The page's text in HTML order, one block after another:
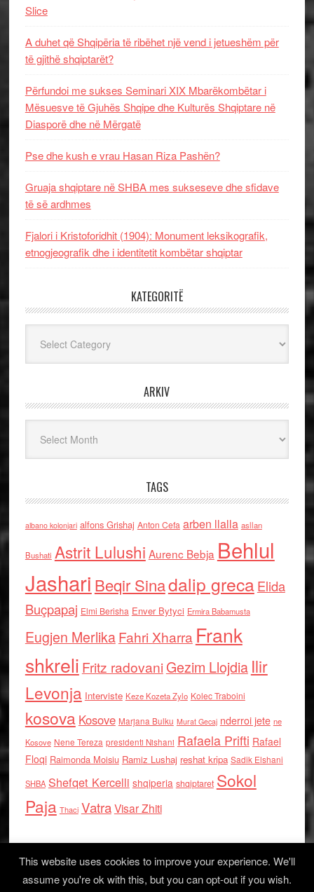
Slice
A duhet që Shqipëria të ribëhet një vend i jetueshëm për
të gjithë shqiptarët?
Përfundoi me sukses Seminari XIX Mbarëkombëtar i
Mësuesve të Gjuhës Shqipe dhe Kulturës Shqiptare në
Diasporë dhe në Mërgatë
Pse dhe kush e vrau Hasan Riza Pashën?
Gruaja shqiptare në SHBA mes sukseseve dhe sfidave
të së ardhmes
Fjalori i Kristoforidhit (1904): Monument leksikografik,
etnogjeografik dhe i identitetit kombëtar shqiptar
KATEGORITË
ARKIV
TAGS
albano kolonjari alfons Grishaj Anton Cefa arben llalla asllan
Bushati Astrit Lulushi Aurenc Bebja Behlul
Jashari Beqir Sinadalip grecaElida
Buçpapaj Elmi Berisha Enver Bytyci Ermira Babamusta
Eugjen MerlikaFahri Xharra Frank
shkreli Fritz radovaniGezim Llojdia Ilir
Levonja Interviste Keze Kozeta Zylo Kolec Traboini
kosova Kosove Marjana Bulku Murat Gecaj nderroi jete ne
Kosove Nene Tereza presidenti Nishani Rafaela Prifti Rafael
Floqi Raimonda Moisiu Ramiz Lushaj reshat kripa Sadik Elshani
SHBA Shefqet Kercelli shqiperia shqiptaret Sokol
Paja Thaci VatraVisar Zhiti
This website uses cookies to improve your experience. We'll
assume you're ok with this, but you can opt-out if you wish.